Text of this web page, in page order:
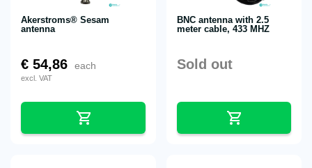
Akerstroms® Sesam
antenna
€ 54,86 each
excl. VAT
BNC antenna with 2.5
meter cable, 433 MHZ
Sold out